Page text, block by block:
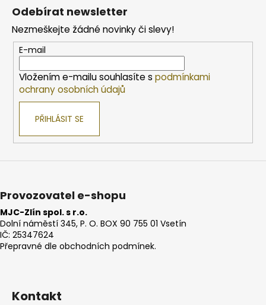
Odebírat newsletter
Nezmeškejte žádné novinky či slevy!
E-mail
Vložením e-mailu souhlasíte s podmínkami
ochrany osobních údajů
PŘIHLÁSIT SE
Provozovatel e-shopu
MJC-Zlín spol. s r.o.
Dolní náměstí 345, P. O. BOX 90 755 01 Vsetín
IČ: 25347624
Přepravné dle obchodních podmínek.
Kontakt